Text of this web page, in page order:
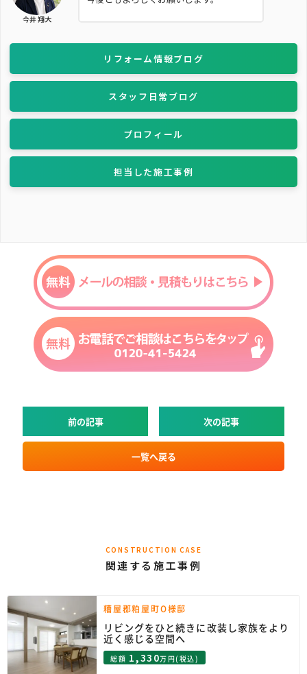
今井 翔大
リフォーム情報ブログ
スタッフ日常ブログ
プロフィール
担当した施工事例
前の記事 次の記事
一覧へ戻る
CONSTRUCTION CASE
関連する施工事例
糟屋郡粕屋町O様邸
リビングをひと続きに改装し家族をより
近く感じる空間へ
総額 1,330万円(税込)